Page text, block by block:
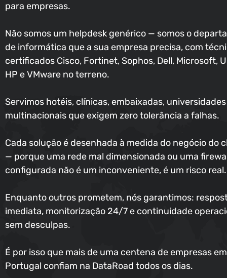
para empresas.
Não somos um helpdesk genérico — somos o
de informática que a sua empresa precisa, com
certificados Cisco, Fortinet, Sophos, Dell, Microsoft,
HP e VMware no terreno.
Servimos hotéis, clínicas, embaixadas,
multinacionais que exigem zero tolerância a falhas.
Cada solução é desenhada à medida do negócio do
— porque uma rede mal dimensionada ou uma
configurada não é um inconveniente, é um risco real.
Enquanto outros prometem, nós garantimos:
imediata, monitorização 24/7 e continuidade
sem desculpas.
É por isso que mais de uma centena de empresas em
Portugal confiam na DataRoad todos os dias.